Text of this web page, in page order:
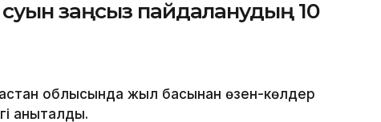
заңсыз пайдаланудың 10
облысында жыл басынан өзен-көлдер
анықталды.